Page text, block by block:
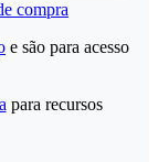
compra
e são para acesso
para recursos